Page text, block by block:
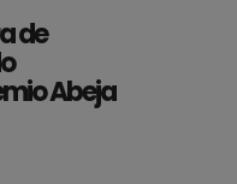
de
Abeja